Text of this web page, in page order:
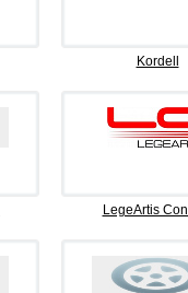
Kordell
LegeArtis